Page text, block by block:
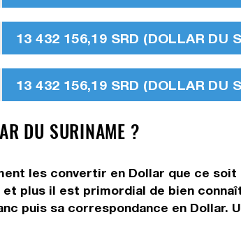
13 432 156,19 SRD (DOLLAR DU
13 432 156,19 SRD (DOLLAR DU
DU SURINAME ?
les convertir en Dollar que ce
plus il est primordial de bien
puis sa correspondance en Dollar.